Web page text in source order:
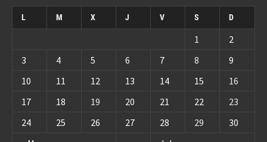
L M X J V S D
1
2
3
4 5 6 7 8
9
10
11 12 13 14 15
16
17
18 19 20 21 22
23
24
25 26 27 28 29 30